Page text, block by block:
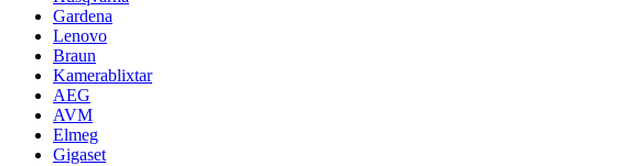
Gardena
Lenovo
Braun
Kamerablixtar
AEG
AVM
Elmeg
Gigaset